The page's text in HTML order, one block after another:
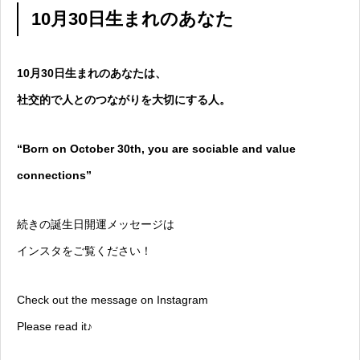
10月30日生まれのあなた
10月30日生まれのあなたは、
社交的で人とのつながりを大切にする人。
“Born on October 30th, you are sociable and value
connections”
続きの誕生日開運メッセージは
インスタをご覧ください！
Check out the message on Instagram
Please read it♪